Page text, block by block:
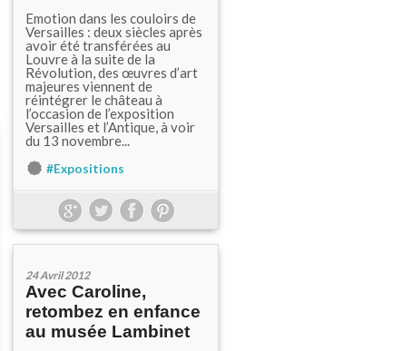
Emotion dans les couloirs de
Versailles : deux siècles après
avoir été transférées au
Louvre à la suite de la
Révolution, des œuvres d’art
majeures viennent de
réintégrer le château à
l’occasion de l’exposition
Versailles et l’Antique, à voir
du 13 novembre...
#Expositions
24 Avril 2012
Avec Caroline,
retombez en enfance
au musée Lambinet